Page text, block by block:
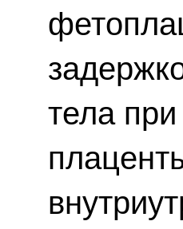
тела